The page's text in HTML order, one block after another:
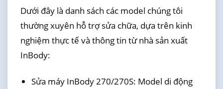
Dưới đây là danh sách các model chúng tôi
thường xuyên hỗ trợ sửa chữa, dựa trên kinh
nghiệm thực tế và thông tin từ nhà sản xuất
InBody:
Sửa máy InBody 270/270S: Model di động